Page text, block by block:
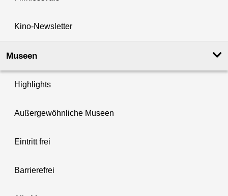
Kino-Newsletter
Museen
Highlights
Außergewöhnliche Museen
Eintritt frei
Barrierefrei